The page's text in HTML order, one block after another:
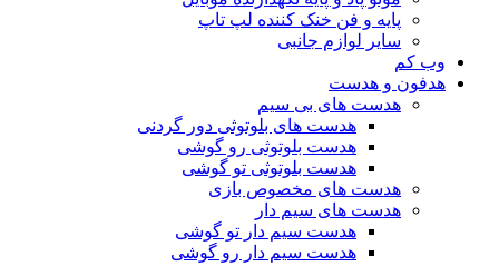
پایه و فن خنک کننده لپ تاپ
سایر لوازم جانبی
وب کم
هدفون و هدست
هدست های بی سیم
هدست های بلوتوثی دور گردنی
هدست بلوتوثی رو گوشی
هدست بلوتوثی تو گوشی
هدست های مخصوص بازی
هدست های سیم دار
هدست سیم دار تو گوشی
هدست سیم دار رو گوشی